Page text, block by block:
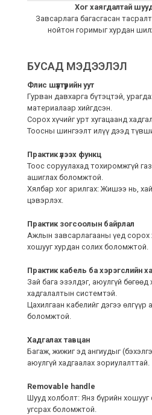
Хог хаягдалтай
Завсарлага багасгасан
нойтон горимыг хурдан
БУСАД МЭДЭЭЛЭЛ
Флис шүүлтүүрийн уут
Гурван давхарга бүтэцтэй,
материалаар хийгдсэн.
Сорох хүчийг урт хугацаанд
Тоосны шингээлт илүү дээд
Практик үлээх функц
Тоос соруулахад тохиромжгүй
ашиглах боломжтой.
Хялбар хог арилгах: Жишээ нь,
цэвэрлэх.
Практик зогсоолын байрлал
Ажлын завсарлагааны үед
хошууг хурдан солих боломжтой.
Практик кабель ба хэрэгслийн
Зай бага эзэлдэг, аюулгүй
хадгалалтын системтэй.
Цахилгаан кабелийг дэгээ өлгүүр
боломжтой.
Хадгалах тавцан
Багаж, жижиг эд ангиудыг
аюулгүй хадгаалах зориулалттай.
Removable handle
Шууд холболт: Янз бүрийн
угсрах боломжтой.